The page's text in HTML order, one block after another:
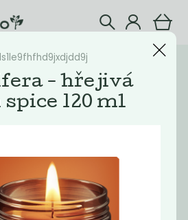
Nejdražší
- hřejivá
120 ml